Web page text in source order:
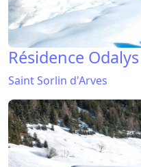
Résidence
Saint Sorlin d'Arves